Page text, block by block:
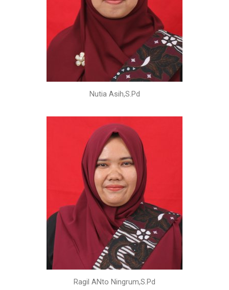
Nutia Asih,S.Pd
Ragil ANto Ningrum,S.Pd